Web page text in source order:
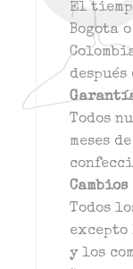
El
Bogota
Todos
meses
Cambios
Todos
excepto
y los